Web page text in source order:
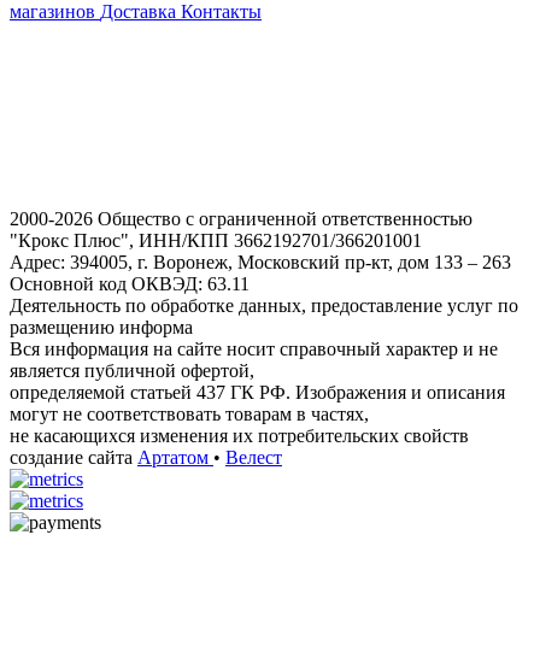
магазинов Доставка Контакты
2000-2026 Общество с ограниченной ответственностью
"Крокс Плюс", ИНН/КПП 3662192701/366201001
Адрес: 394005, г. Воронеж, Московский пр-кт, дом 133 – 263
Основной код ОКВЭД: 63.11
Деятельность по обработке данных, предоставление услуг по
размещению информа
Вся информация на сайте носит справочный характер и не
является публичной офертой,
определяемой статьей 437 ГК РФ. Изображения и описания
могут не соответствовать товарам в частях,
не касающихся изменения их потребительских свойств
создание сайта Артатом • Велест